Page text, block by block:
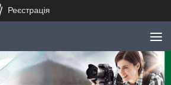
Реєстрація